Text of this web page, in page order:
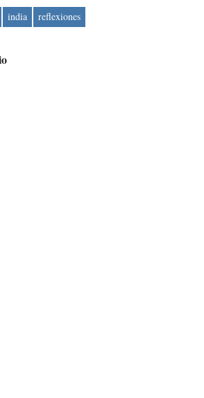
india reflexiones